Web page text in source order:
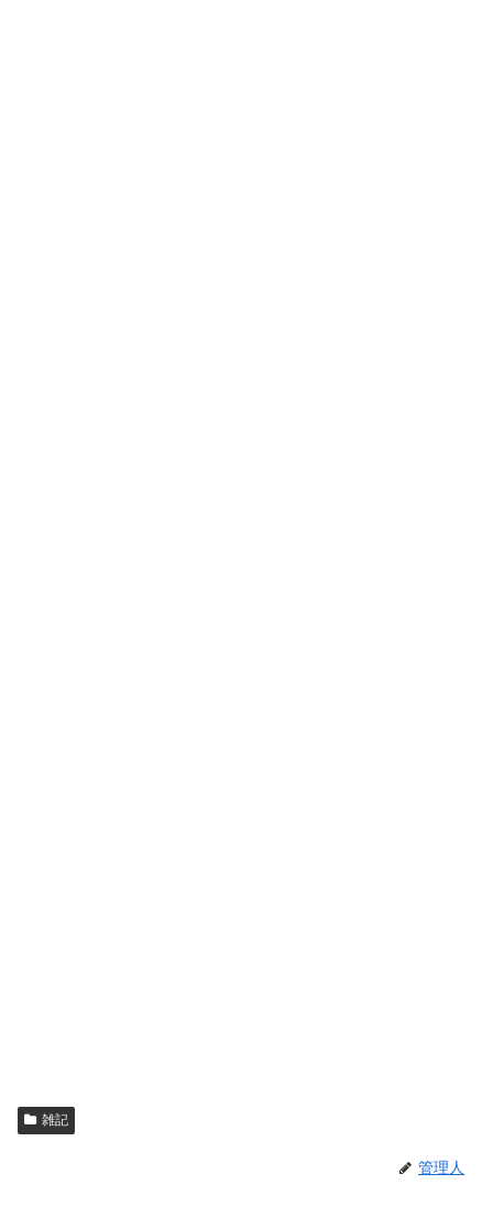
雑記
管理人